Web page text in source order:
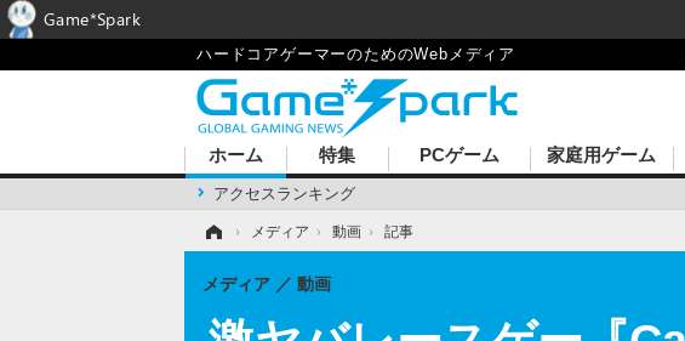
ハードコアゲーマーのためのWebメディア
ホーム
アクセスランキング
特集 PCゲーム 家庭用ゲーム
› メディア › 動画 › 記事
メディア 動画
Game*Spark